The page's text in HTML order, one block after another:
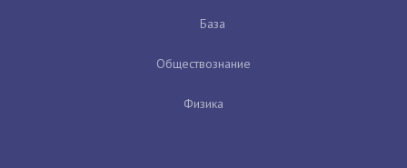
База
Обществознание
Физика